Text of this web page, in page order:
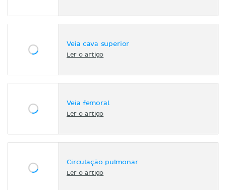
Veia cava superior
Ler o artigo
Veia femoral
Ler o artigo
Circulação pulmonar
Ler o artigo